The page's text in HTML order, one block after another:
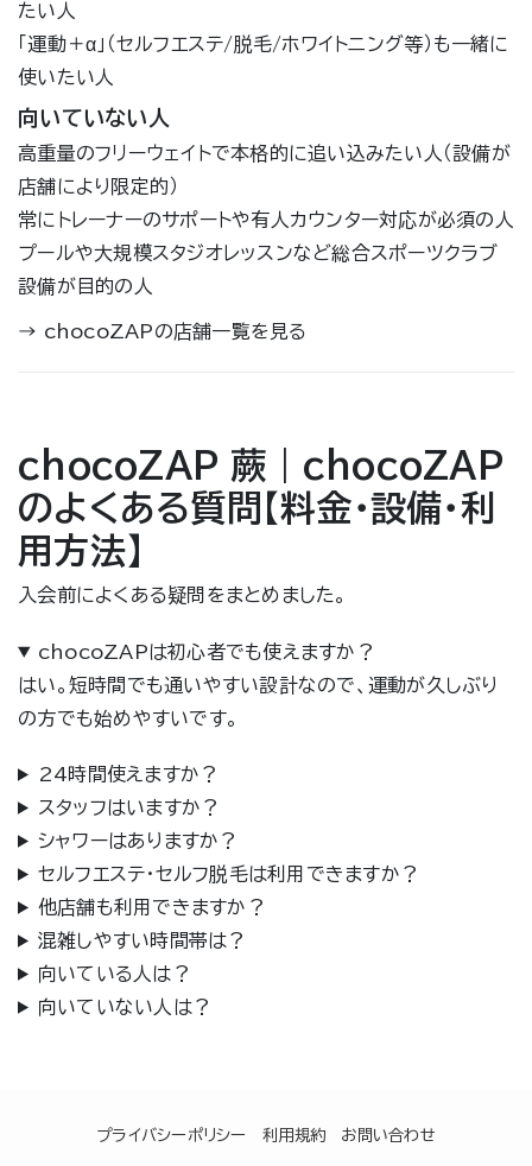
たい人
「運動＋α」（セルフエステ/脱毛/ホワイトニング等）も一緒に
使いたい人
向いていない人
高重量のフリーウェイトで本格的に追い込みたい人（設備が
店舗により限定的）
常にトレーナーのサポートや有人カウンター対応が必須の人
プールや大規模スタジオレッスンなど総合スポーツクラブ
設備が目的の人
→ chocoZAPの店舗一覧を見る
chocoZAP 蕨｜chocoZAP
のよくある質問【料金・設備・利
用方法】
入会前によくある疑問をまとめました。
chocoZAPは初心者でも使えますか？
はい。短時間でも通いやすい設計なので、運動が久しぶり
の方でも始めやすいです。
24時間使えますか？
スタッフはいますか？
シャワーはありますか？
セルフエステ・セルフ脱毛は利用できますか？
他店舗も利用できますか？
混雑しやすい時間帯は？
向いている人は？
向いていない人は？
プライバシーポリシー 利用規約 お問い合わせ